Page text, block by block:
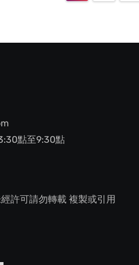
點至9:30點
許可請勿轉載 複製或引用